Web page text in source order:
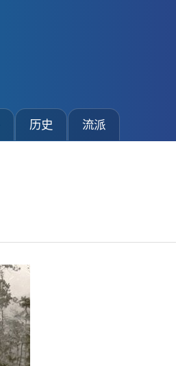
历史 流派